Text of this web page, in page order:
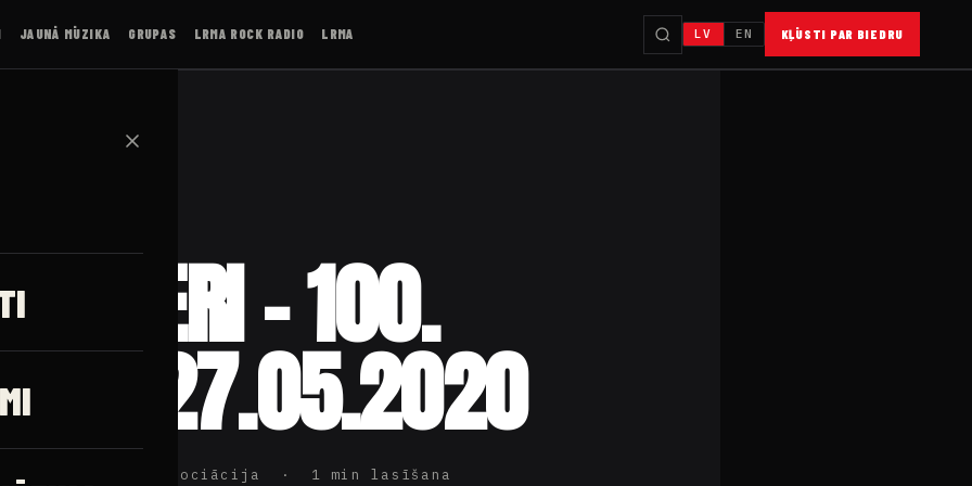
JAUNĀ MŪZIKA GRUPAS LRMA ROCK RADIO LRMA LV EN KĻŪSTI PAR BIEDRU
✕
– 100.
27.05.2020
Rokmūzikas Asociācija · 1 min lasīšana